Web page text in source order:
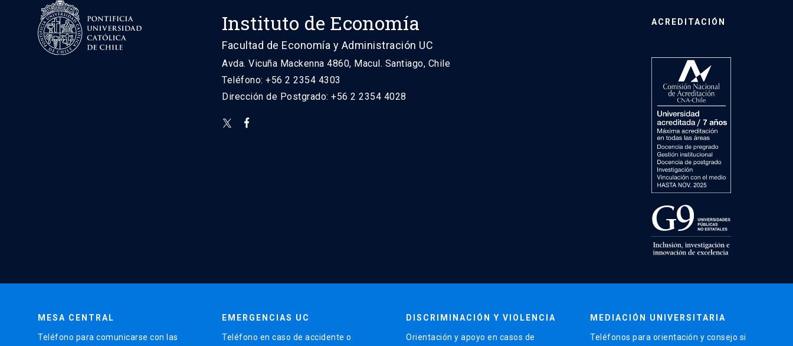
Instituto de Economía
Facultad de Economía y Administración UC
Avda. Vicuña Mackenna 4860, Macul. Santiago, Chile
Teléfono: +56 2 2354 4303
Dirección de Postgrado: +56 2 2354 4028
ACREDITACIÓN
MESA CENTRAL
Teléfono para comunicarse con las
EMERGENCIAS UC
Teléfono en caso de accidente o
DISCRIMINACIÓN Y VIOLENCIA
Orientación y apoyo en casos de
MEDIACIÓN UNIVERSITARIA
Teléfonos para orientación y consejo si